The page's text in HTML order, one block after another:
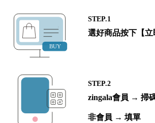
STEP.1
選好商品按下【立
STEP.2
zingala會員 → 掃
非會員 → 填單